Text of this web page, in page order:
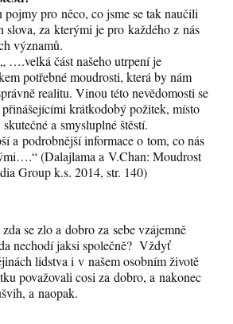
pro něco, co jsme se tak naučili
slova, za kterými je pro každého z nás
významů.
….velká část našeho utrpení je
potřebné moudrosti, která by nám
realitu. Vinou této nevědomosti se
krátkodobý požitek, místo
a smysluplné štěstí.
a podrobnější informace o tom, co nás
(Dalajlama a V.Chan: Moudrost
Group k.s. 2014, str. 140)
se zlo a dobro za sebe vzájemně
nechodí jaksi společně? Vždyť
lidstva i v našem osobním životě
považovali cosi za dobro, a nakonec
a naopak.